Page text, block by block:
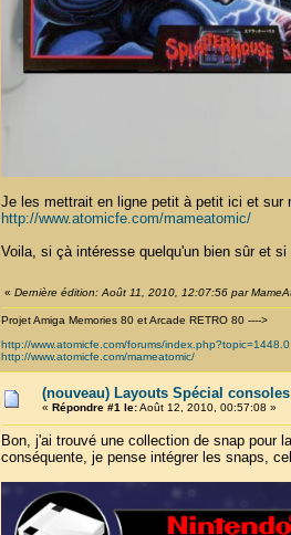
Je les mettrait en ligne petit à petit ici et sur
http://www.atomicfe.com/mameatomic/
Voila, si çà intéresse quelqu'un bien sûr et
« Dernière édition: Août 11, 2010, 12:07:56 par
Projet Amiga Memories 80 et Arcade RETRO 80 ---->
http://www.atomicfe.com/forums/index.php?topic=1448.0
http://www.atomicfe.com/mameatomic/
(nouveau) Layouts Spécial
« Répondre #1 le:Août 12, 2010, 00:57:08 »
Bon, j'ai trouvé une collection de snap pour
conséquente, je pense intégrer les snaps,